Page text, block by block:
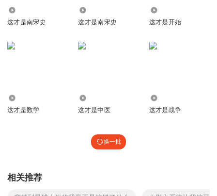
这才是南宋史 这才是南宋史 这才是开始
这才是数学 这才是中医 这才是战争
换一批
相关推荐